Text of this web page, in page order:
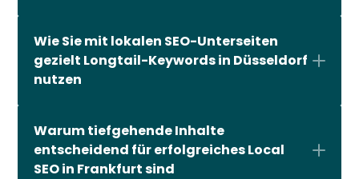
Wie Sie mit lokalen SEO-Unterseiten
gezielt Longtail-Keywords in Düsseldorf
nutzen
Warum tiefgehende Inhalte
entscheidend für erfolgreiches Local
SEO in Frankfurt sind